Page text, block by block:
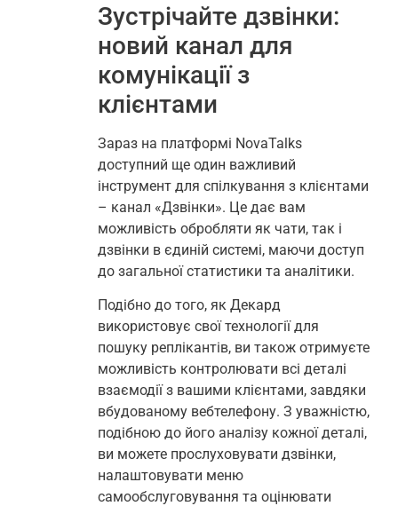
Зустрічайте дзвінки:
новий канал для
комунікації з
клієнтами
Зараз на платформі NovaTalks
доступний ще один важливий
інструмент для спілкування з клієнтами
– канал «Дзвінки». Це дає вам
можливість обробляти як чати, так і
дзвінки в єдиній системі, маючи доступ
до загальної статистики та аналітики.
Подібно до того, як Декард
використовує свої технології для
пошуку реплікантів, ви також отримуєте
можливість контролювати всі деталі
взаємодії з вашими клієнтами, завдяки
вбудованому вебтелефону. З уважністю,
подібною до його аналізу кожної деталі,
ви можете прослуховувати дзвінки,
налаштовувати меню
самообслуговування та оцінювати